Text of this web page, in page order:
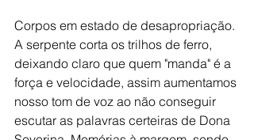
Corpos em estado de desapropriação.
A serpente corta os trilhos de ferro,
deixando claro que quem "manda" é a
força e velocidade, assim aumentamos
nosso tom de voz ao não conseguir
escutar as palavras certeiras de Dona